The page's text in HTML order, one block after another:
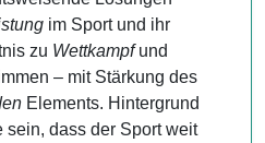
im Sport und ihr
zu Wettkampfund
– mit Stärkung des
Elements. Hintergrund
dass der Sport weit